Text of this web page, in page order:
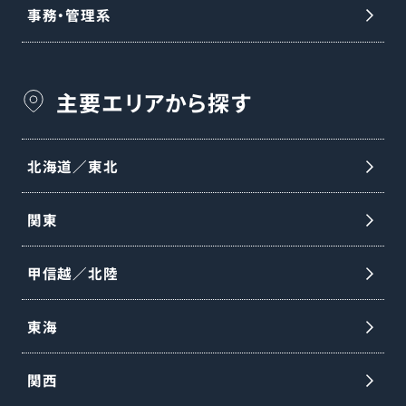
事務・管理系
主要エリアから探す
北海道／東北
関東
甲信越／北陸
東海
関西